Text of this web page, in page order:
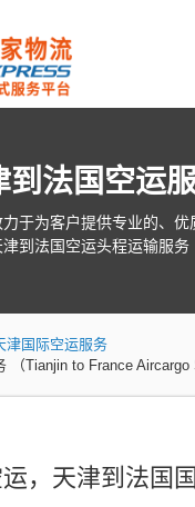
到法国空运
于为客户提供专业的、优
津到法国空运头程运输服务
津国际空运服务
（Tianjin to France Aircargo
，天津到法国